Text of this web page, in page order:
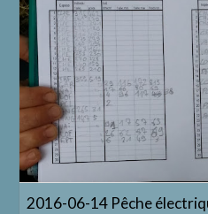
2016-06-14 Pêche